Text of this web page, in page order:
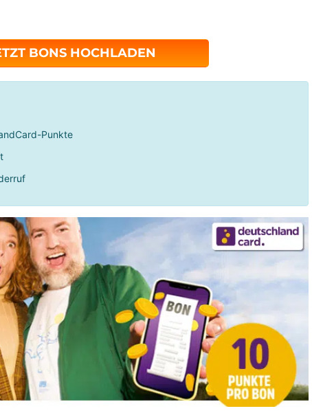
BONS HOCHLADEN
Punkte